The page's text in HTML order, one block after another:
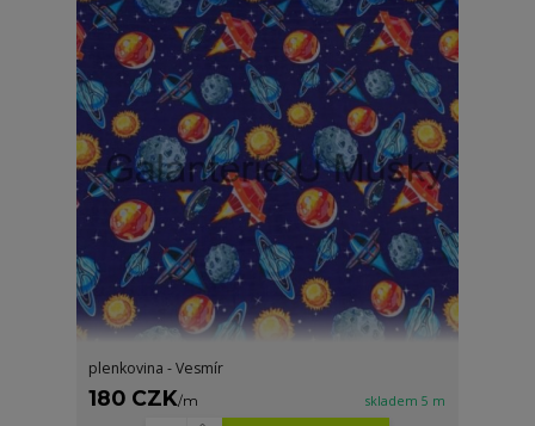
plenkovina - Vesmír
180 CZK/m skladem 5 m